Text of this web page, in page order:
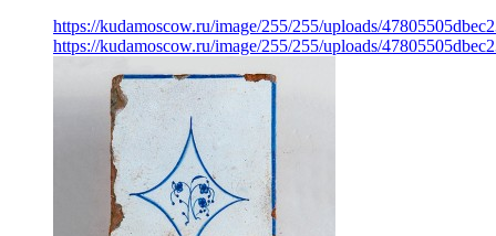
https://kudamoscow.ru/image/255/255/uploads/
https://kudamoscow.ru/image/255/255/uploads/